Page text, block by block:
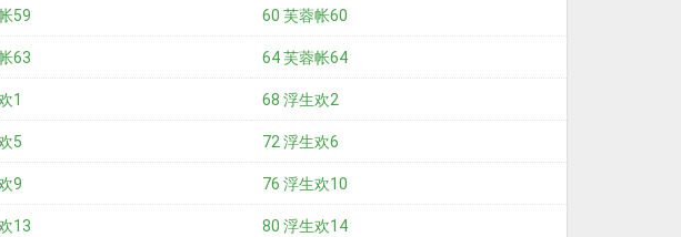
59 60 芙蓉帐60
63 64 芙蓉帐64
1 68 浮生欢2
5 72 浮生欢6
9 76 浮生欢10
13 80 浮生欢14